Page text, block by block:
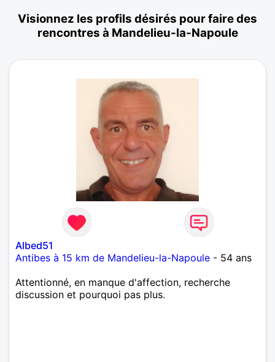
Visionnez les profils désirés pour faire des
rencontres à Mandelieu-la-Napoule
Albed51
Antibes à 15 km de Mandelieu-la-Napoule - 54 ans
Attentionné, en manque d'affection, recherche
discussion et pourquoi pas plus.